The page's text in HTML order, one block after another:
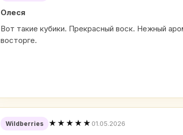
Олеся
Вот такие кубики. Прекрасный воск. Нежный
восторге.
Wildberries ★★★★★ 01.05.2026